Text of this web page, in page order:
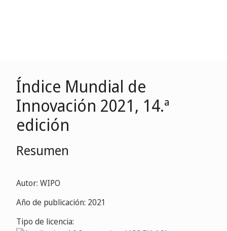
Índice Mundial de
Innovación 2021, 14.ª
edición
Resumen
Autor: WIPO
Año de publicación: 2021
Tipo de licencia: